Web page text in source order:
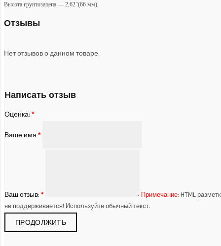
Высота грунтозацепа — 2,62"(66 мм)
Отзывы
Нет отзывов о данном товаре.
Написать отзыв
Оценка:
Ваше имя
Ваш отзыв: Примечание: HTML
не поддерживается! Используйте обычный текст.
ПРОДОЛЖИТЬ